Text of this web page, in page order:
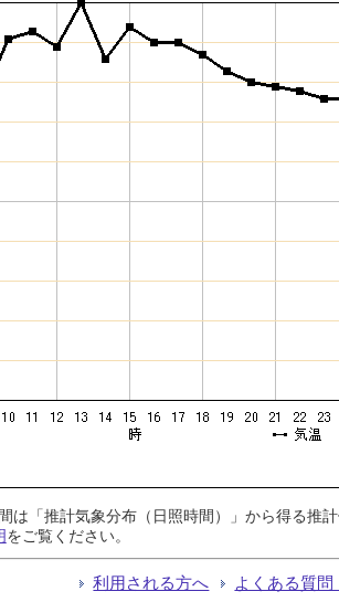
は「推計気象分布（日照時間）」から得る推
をご覧ください。
利用される方へ よくある質問